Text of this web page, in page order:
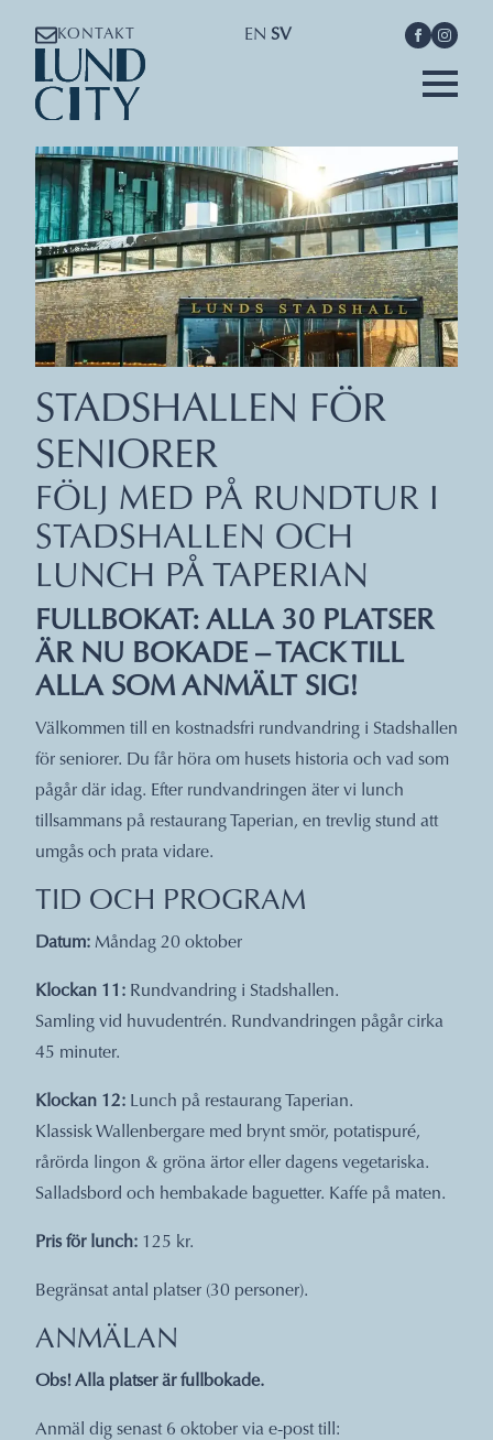
KONTAKT EN SV
STADSHALLEN FÖR
SENIORER
FÖLJ MED PÅ RUNDTUR I
STADSHALLEN OCH
LUNCH PÅ TAPERIAN
FULLBOKAT: ALLA 30 PLATSER
ÄR NU BOKADE – TACK TILL
ALLA SOM ANMÄLT SIG!
Välkommen till en kostnadsfri rundvandring i Stadshallen
för seniorer. Du får höra om husets historia och vad som
pågår där idag. Efter rundvandringen äter vi lunch
tillsammans på restaurang Taperian, en trevlig stund att
umgås och prata vidare.
TID OCH PROGRAM
Datum: Måndag 20 oktober
Klockan 11: Rundvandring i Stadshallen.
Samling vid huvudentrén. Rundvandringen pågår cirka
45 minuter.
Klockan 12: Lunch på restaurang Taperian.
Klassisk Wallenbergare med brynt smör, potatispuré,
rårörda lingon & gröna ärtor eller dagens vegetariska.
Salladsbord och hembakade baguetter. Kaffe på maten.
Pris för lunch: 125 kr.
Begränsat antal platser (30 personer).
ANMÄLAN
Obs! Alla platser är fullbokade.
Anmäl dig senast 6 oktober via e-post till: